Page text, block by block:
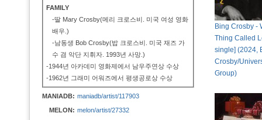
FAMILY
-딸 Mary Crosby(메리 크로스비. 미국 여성 영화
배우.)
-남동생 Bob Crosby(밥 크로스비. 미국 재즈 가
수 겸 악단 지휘자. 1993년 사망.)
-1944년 아카데미 영화제에서 남우주연상 수상
-1962년 그래미 어워즈에서 평생공로상 수상
MANIADB: maniadb/artist/117903
MELON: melon/artist/27332
Bing Crosby -
Thing Called
single] (2024,
Crosby/
Group)